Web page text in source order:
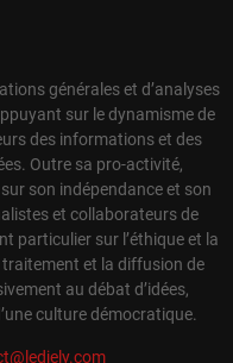
générales et d’analyses
sur le dynamisme de
des informations et des
Outre sa pro-activité,
son indépendance et son
et collaborateurs de
particulier sur l’éthique et la
traitement et la diffusion de
au débat d’idées,
culture démocratique.